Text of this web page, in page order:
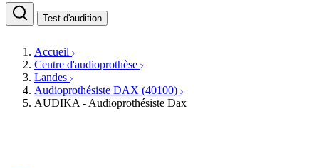
Médecins ORL & Phoniatres
Écoles spécialisées
Fournisseurs
Associations
Acteurs et services
Fournisseurs
Services ORL
Orthophonistes
Formations et écoles
Organismes / Syndicats
Produits
Test d'audition
Accueil
Centre d'audioprothèse
Landes
Audioprothésiste DAX (40100)
AUDIKA - Audioprothésiste Dax